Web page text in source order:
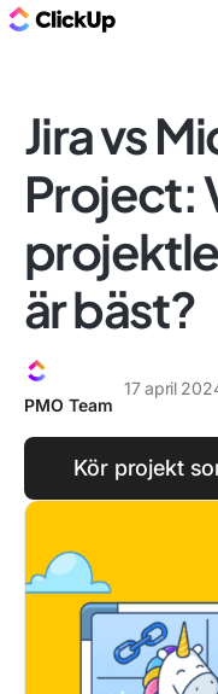
Jira vs
Project:
är bäst?
PMO Team
17 april
Kör projekt